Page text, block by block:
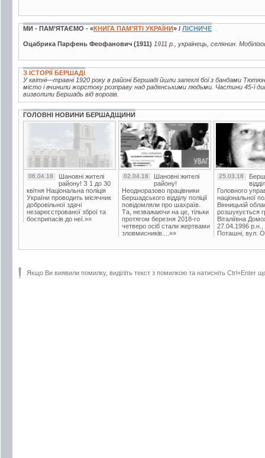
МИ - ПАМ’ЯТАЄМО - «КНИГА ПАМ’ЯТІ УКРАЇНИ» / ЛІСНИЧЕ
Оцабрика Парфень Феофанович (1911) 1911 р., українець, селянин.
З ІСТОРІЇ БЕРШАДІ
У квітні—травні 1920 року в районі Бершаді йшли запеклі бої з бандами
місто і вчинили жорстоку розправу над радянськими людьми. Частини 45-ї
визволили Бершадь від ворогів.
ГОЛОВНІ НОВИНИ БЕРШАДЩИНИ
06.04.18
Шановні жителі
району! З 1 до 30
квітня Національна поліція
України проводить місячник
добровільної здачі
незареєстрованої зброї та
боєприпасів до неї.»»
02.04.18
Шановні жителі
району!
Неодноразово працівники
Бершадського відділу поліції
повідомляли про шахраїв.
Та, незважаючи на це, тільки
протягом березня 2018-го
четверо осіб стали жертвами
зловмисників....»»
25.03.18
Головного
національної
Вінницькій
розшукується
Віталіївна
27.04.1996 р.н.,
Поташні, вул.
Якщо Ви виявили помилку, виділіть текст з помилкою та натисніть Ctrl+Enter